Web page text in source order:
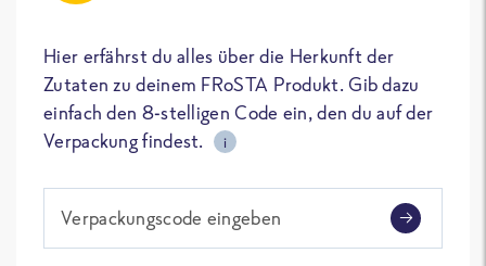
Hier erfährst du alles über die Herkunft der
Zutaten zu deinem FRoSTA Produkt. Gib dazu
einfach den 8-stelligen Code ein, den du auf der
Verpackung findest.
i
Verpackungscode eingeben